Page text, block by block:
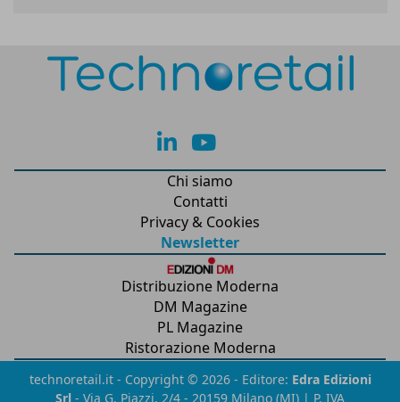
lk yt
Chi siamo
Contatti
Privacy & Cookies
Newsletter
Distribuzione Moderna
DM Magazine
PL Magazine
Ristorazione Moderna
technoretail.it - Copyright © 2026 - Editore: Edra Edizioni
Srl - Via G. Piazzi, 2/4 - 20159 Milano (MI) | P. IVA